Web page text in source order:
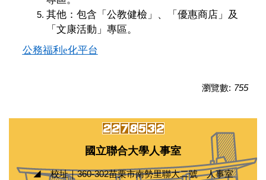
其他：包含「公教健檢」、「優惠商店」及
「文康活動」專區。
公務福利 e化平台
瀏覽數: 755
國立聯合大學人事室
◢ 校址｜360-302苗栗市南勢里聯大二號 人事室